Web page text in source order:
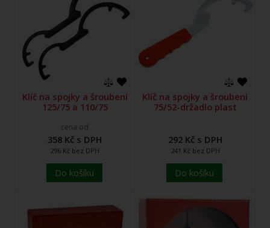
Klíč na spojky a šroubení
125/75 a 110/75
cena od
358 Kč s DPH
296 Kč bez DPH
Do košíku
Klíč na spojky a šroubení
75/52-držadlo plast
292 Kč s DPH
241 Kč bez DPH
Do košíku